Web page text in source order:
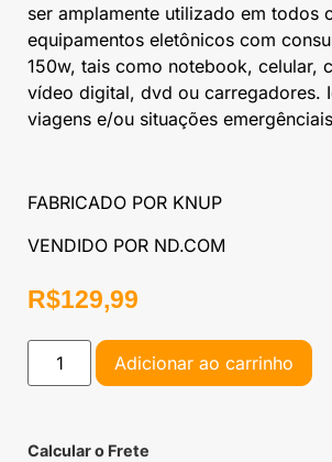
ser amplamente utilizado em todos
equipamentos eletônicos com
150w, tais como notebook, celular,
vídeo digital, dvd ou carregadores.
viagens e/ou situações
FABRICADO POR KNUP
VENDIDO POR ND.COM
R$129,99
Adicionar ao carrinho
Calcular o Frete